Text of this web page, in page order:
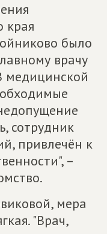
края
было
врачу
медицинской
сотрудник
привлечён к
–
мера
"Врач,